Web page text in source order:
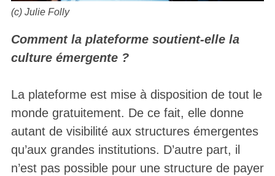
(c) Julie Folly
Comment la plateforme soutient-elle la
culture émergente ?
La plateforme est mise à disposition de tout le
monde gratuitement. De ce fait, elle donne
autant de visibilité aux structures émergentes
qu’aux grandes institutions. D’autre part, il
n’est pas possible pour une structure de payer